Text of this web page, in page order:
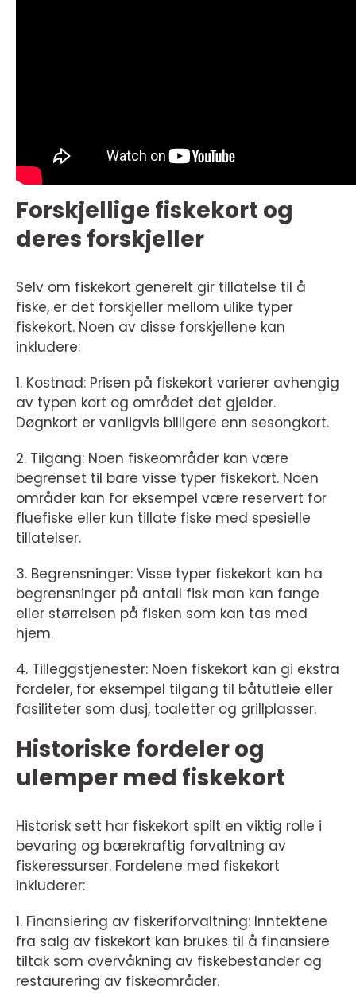
Forskjellige fiskekort og
deres forskjeller
Selv om fiskekort generelt gir tillatelse til å
fiske, er det forskjeller mellom ulike typer
fiskekort. Noen av disse forskjellene kan
inkludere:
1. Kostnad: Prisen på fiskekort varierer avhengig
av typen kort og området det gjelder.
Døgnkort er vanligvis billigere enn sesongkort.
2. Tilgang: Noen fiskeområder kan være
begrenset til bare visse typer fiskekort. Noen
områder kan for eksempel være reservert for
fluefiske eller kun tillate fiske med spesielle
tillatelser.
3. Begrensninger: Visse typer fiskekort kan ha
begrensninger på antall fisk man kan fange
eller størrelsen på fisken som kan tas med
hjem.
4. Tilleggstjenester: Noen fiskekort kan gi ekstra
fordeler, for eksempel tilgang til båtutleie eller
fasiliteter som dusj, toaletter og grillplasser.
Historiske fordeler og
ulemper med fiskekort
Historisk sett har fiskekort spilt en viktig rolle i
bevaring og bærekraftig forvaltning av
fiskeressurser. Fordelene med fiskekort
inkluderer:
1. Finansiering av fiskeriforvaltning: Inntektene
fra salg av fiskekort kan brukes til å finansiere
tiltak som overvåkning av fiskebestander og
restaurering av fiskeområder.